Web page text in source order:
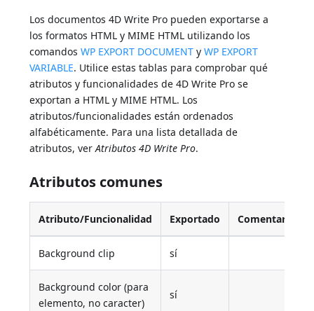
Los documentos 4D Write Pro pueden exportarse a
los formatos HTML y MIME HTML utilizando los
comandosWP EXPORT DOCUMENT yWP EXPORT
VARIABLE. Utilice estas tablas para comprobar qué
atributos y funcionalidades de 4D Write Pro se
exportan a HTML y MIME HTML. Los
atributos/funcionalidades están ordenados
alfabéticamente. Para una lista detallada de
atributos, verAtributos 4D Write Pro.
Atributos comunes
Atributo/Funcionalidad Exportado Comentario
Background clip sí
Background color (para
elemento, no caracter)
sí